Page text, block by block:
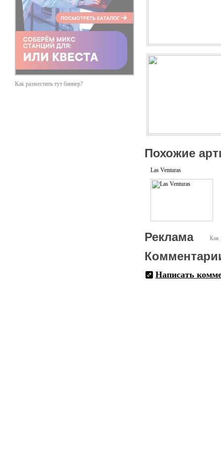
Как разместить тут баннер?
Похожие
Las Venturas
Как
Реклама
Написать